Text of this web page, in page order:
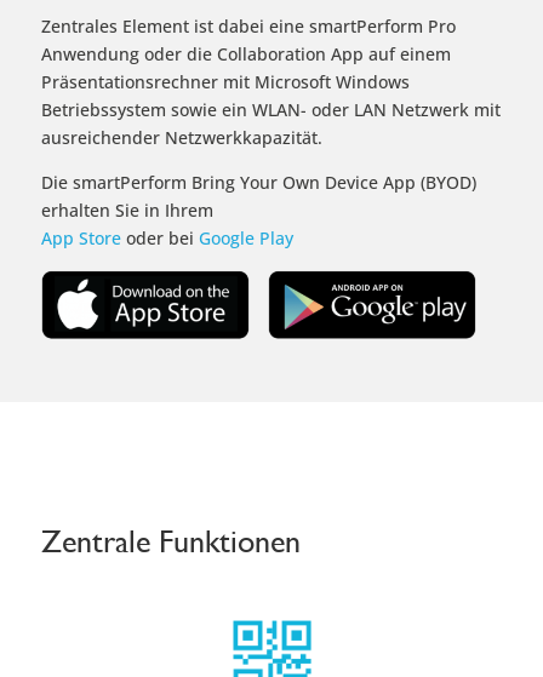
Zentrales Element ist dabei eine smartPerform Pro
Anwendung oder die Collaboration App auf einem
Präsentationsrechner mit Microsoft Windows
Betriebssystem sowie ein WLAN- oder LAN Netzwerk mit
ausreichender Netzwerkkapazität.
Die smartPerform Bring Your Own Device App (BYOD)
erhalten Sie in Ihrem
App Store oder bei Google Play
Zentrale Funktionen